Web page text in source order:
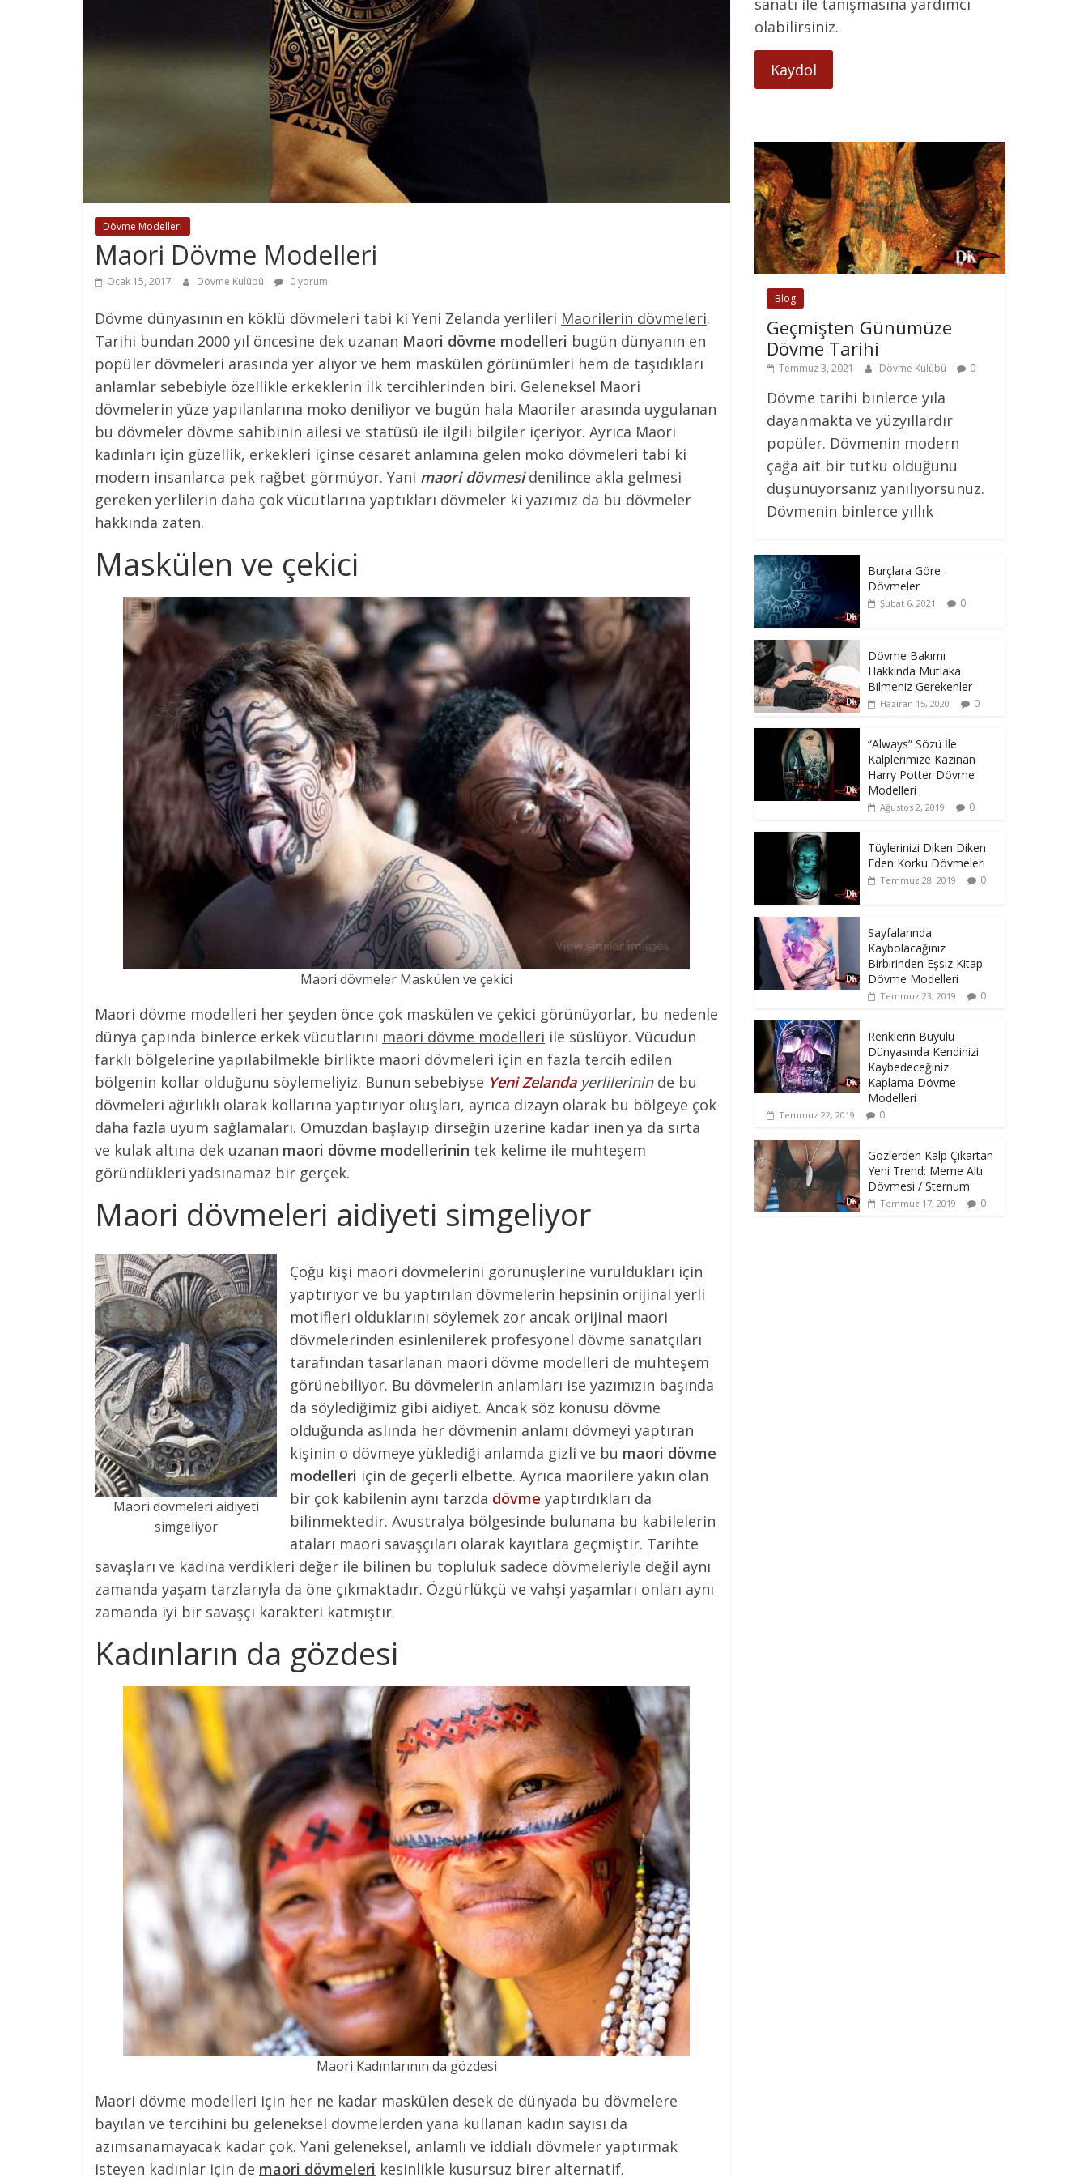
Dövme Modelleri
Maori Dövme Modelleri
Ocak 15, 2017 Dövme Kulübü 0 yorum
Dövme dünyasının en köklü dövmeleri tabi ki Yeni Zelanda yerlileri Maorilerin dövmeleri.
Tarihi bundan 2000 yıl öncesine dek uzanan Maori dövme modelleri bugün dünyanın en
popüler dövmeleri arasında yer alıyor ve hem maskülen görünümleri hem de taşıdıkları
anlamlar sebebiyle özellikle erkeklerin ilk tercihlerinden biri. Geleneksel Maori
dövmelerin yüze yapılanlarına moko deniliyor ve bugün hala Maoriler arasında uygulanan
bu dövmeler dövme sahibinin ailesi ve statüsü ile ilgili bilgiler içeriyor. Ayrıca Maori
kadınları için güzellik, erkekleri içinse cesaret anlamına gelen moko dövmeleri tabi ki
modern insanlarca pek rağbet görmüyor. Yani maori dövmesidenilince akla gelmesi
gereken yerlilerin daha çok vücutlarına yaptıkları dövmeler ki yazımız da bu dövmeler
hakkında zaten.
Maskülen ve çekici
Maori dövmeler Maskülen ve çekici
Maori dövme modelleri her şeyden önce çok maskülen ve çekici görünüyorlar, bu nedenle
dünya çapında binlerce erkek vücutlarını maori dövme modelleri ile süslüyor. Vücudun
farklı bölgelerine yapılabilmekle birlikte maori dövmeleri için en fazla tercih edilen
bölgenin kollar olduğunu söylemeliyiz. Bunun sebebiyse Yeni Zelandayerlilerininde bu
dövmeleri ağırlıklı olarak kollarına yaptırıyor oluşları, ayrıca dizayn olarak bu bölgeye çok
daha fazla uyum sağlamaları. Omuzdan başlayıp dirseğin üzerine kadar inen ya da sırta
ve kulak altına dek uzanan maori dövme modellerinin tek kelime ile muhteşem
göründükleri yadsınamaz bir gerçek.
Maori dövmeleri aidiyeti simgeliyor
Maori dövmeleri aidiyeti
simgeliyor
Çoğu kişi maori dövmelerini görünüşlerine vuruldukları için
yaptırıyor ve bu yaptırılan dövmelerin hepsinin orijinal yerli
motifleri olduklarını söylemek zor ancak orijinal maori
dövmelerinden esinlenilerek profesyonel dövme sanatçıları
tarafından tasarlanan maori dövme modelleri de muhteşem
görünebiliyor. Bu dövmelerin anlamları ise yazımızın başında
da söylediğimiz gibi aidiyet. Ancak söz konusu dövme
olduğunda aslında her dövmenin anlamı dövmeyi yaptıran
kişinin o dövmeye yüklediği anlamda gizli ve bu maori dövme
modelleri için de geçerli elbette. Ayrıca maorilere yakın olan
bir çok kabilenin aynı tarzda dövme yaptırdıkları da
bilinmektedir. Avustralya bölgesinde bulunana bu kabilelerin
ataları maori savaşçıları olarak kayıtlara geçmiştir. Tarihte
savaşları ve kadına verdikleri değer ile bilinen bu topluluk sadece dövmeleriyle değil aynı
zamanda yaşam tarzlarıyla da öne çıkmaktadır. Özgürlükçü ve vahşi yaşamları onları aynı
zamanda iyi bir savaşçı karakteri katmıştır.
Kadınların da gözdesi
Maori Kadınlarının da gözdesi
Maori dövme modelleri için her ne kadar maskülen desek de dünyada bu dövmelere
bayılan ve tercihini bu geleneksel dövmelerden yana kullanan kadın sayısı da
azımsanamayacak kadar çok. Yani geleneksel, anlamlı ve iddialı dövmeler yaptırmak
isteyen kadınlar için de maori dövmeleri kesinlikle kusursuz birer alternatif.
sanatı ile tanışmasına yardımcı
olabilirsiniz.
Kaydol
Blog
Geçmişten Günümüze
Dövme Tarihi
Temmuz 3, 2021 Dövme Kulübü 0
Dövme tarihi binlerce yıla
dayanmakta ve yüzyıllardır
popüler. Dövmenin modern
çağa ait bir tutku olduğunu
düşünüyorsanız yanılıyorsunuz.
Dövmenin binlerce yıllık
Burçlara Göre
Dövmeler
Şubat 6, 2021 0
Dövme Bakımı
Hakkında Mutlaka
Bilmeniz Gerekenler
Haziran 15, 2020 0
“Always” Sözü İle
Kalplerimize Kazınan
Harry Potter Dövme
Modelleri
Ağustos 2, 2019 0
Tüylerinizi Diken Diken
Eden Korku Dövmeleri
Temmuz 28, 2019 0
Sayfalarında
Kaybolacağınız
Birbirinden Eşsiz Kitap
Dövme Modelleri
Temmuz 23, 2019 0
Renklerin Büyülü
Dünyasında Kendinizi
Kaybedeceğiniz
Kaplama Dövme
Modelleri
Temmuz 22, 2019 0
Gözlerden Kalp Çıkartan
Yeni Trend: Meme Altı
Dövmesi / Sternum
Temmuz 17, 2019 0